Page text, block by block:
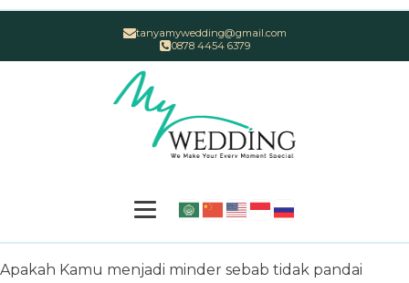
tanyamywedding@gmail.com
0878 4454 6379
Apakah Kamu menjadi minder sebab tidak pandai